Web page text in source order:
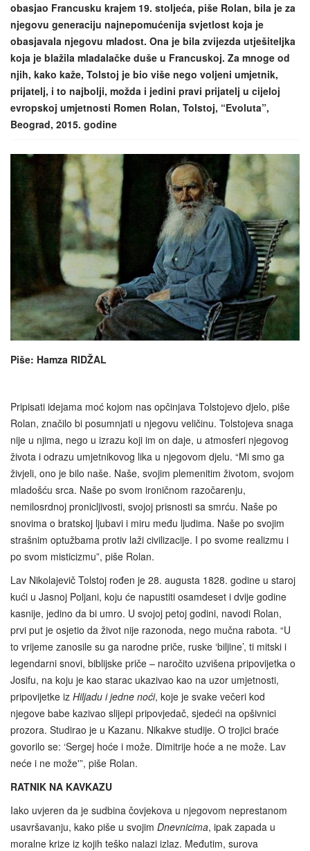
obasjao Francusku krajem 19. stoljeća, piše Rolan, bila je za
njegovu generaciju najnepomućenija svjetlost koja je
obasjavala njegovu mladost. Ona je bila zvijezda utješiteljka
koja je blažila mladalačke duše u Francuskoj. Za mnoge od
njih, kako kaže, Tolstoj je bio više nego voljeni umjetnik,
prijatelj, i to najbolji, možda i jedini pravi prijatelj u cijeloj
evropskoj umjetnosti Romen Rolan, Tolstoj, “Evoluta”,
Beograd, 2015. godine
Piše: Hamza RIDŽAL
Pripisati idejama moć kojom nas opčinjava Tolstojevo djelo, piše
Rolan, značilo bi posumnjati u njegovu veličinu. Tolstojeva snaga
nije u njima, nego u izrazu koji im on daje, u atmosferi njegovog
života i odrazu umjetnikovog lika u njegovom djelu. “Mi smo ga
živjeli, ono je bilo naše. Naše, svojim plemenitim životom, svojom
mladošću srca. Naše po svom ironičnom razočarenju,
nemilosrdnoj pronicljivosti, svojoj prisnosti sa smrću. Naše po
snovima o bratskoj ljubavi i miru među ljudima. Naše po svojim
strašnim optužbama protiv laži civilizacije. I po svome realizmu i
po svom misticizmu”, piše Rolan.
Lav Nikolajevič Tolstoj rođen je 28. augusta 1828. godine u staroj
kući u Jasnoj Poljani, koju će napustiti osamdeset i dvije godine
kasnije, jedino da bi umro. U svojoj petoj godini, navodi Rolan,
prvi put je osjetio da život nije razonoda, nego mučna rabota. “U
to vrijeme zanosile su ga narodne priče, ruske ‘biljine’, ti mitski i
legendarni snovi, biblijske priče – naročito uzvišena pripovijetka o
Josifu, na koju je kao starac ukazivao kao na uzor umjetnosti,
pripovijetke iz Hiljadu i jedne noći, koje je svake večeri kod
njegove babe kazivao slijepi pripovjedač, sjedeći na opšivnici
prozora. Studirao je u Kazanu. Nikakve studije. O trojici braće
govorilo se: ‘Sergej hoće i može. Dimitrije hoće a ne može. Lav
neće i ne može'”, piše Rolan.
RATNIK NA KAVKAZU
Iako uvjeren da je sudbina čovjekova u njegovom neprestanom
usavršavanju, kako piše u svojim Dnevnicima, ipak zapada u
moralne krize iz kojih teško nalazi izlaz. Međutim, surova